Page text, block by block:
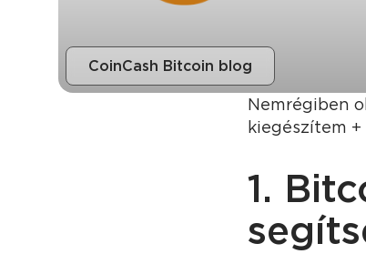
CoinCash Bitcoin blog
Nemrégiben
kiegészítem
1.